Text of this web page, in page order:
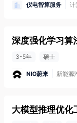
仪电智算服务 计
深度强化学习
3-5年 硕士
NIO蔚来 新能源
大模型推理优化